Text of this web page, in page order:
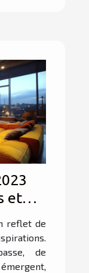
et
reflet de
de